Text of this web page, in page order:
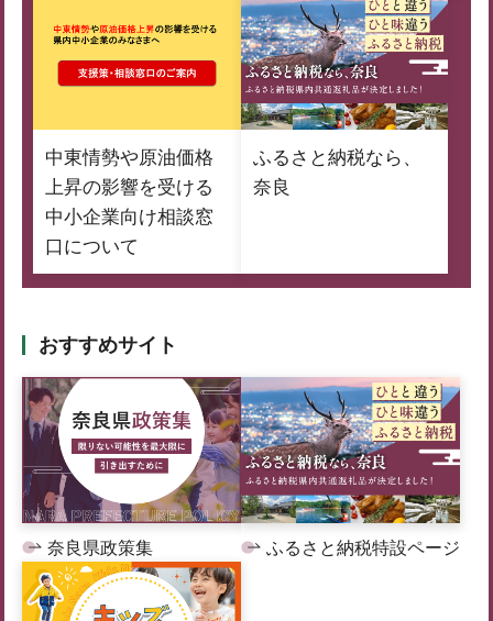
中東情勢や原油価格
上昇の影響を受ける
中小企業向け相談窓
口について
ふるさと納税なら、
奈良
おすすめサイト
奈良県政策集 ふるさと納税特設ページ